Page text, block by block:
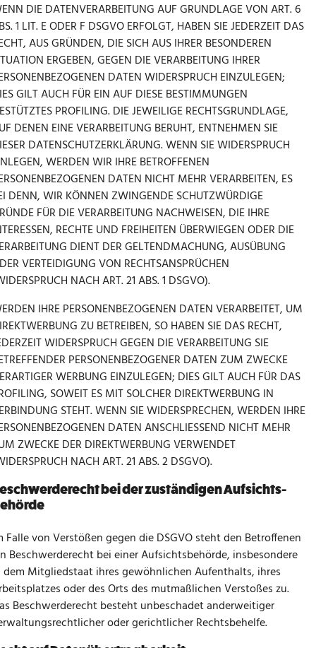
DIE DATENVERARBEITUNG AUF GRUNDLAGE VON ART. 6
1 LIT. E ODER F DSGVO ERFOLGT, HABEN SIE JEDERZEIT DAS
AUS GRÜNDEN, DIE SICH AUS IHRER BESONDEREN
ERGEBEN, GEGEN DIE VERARBEITUNG IHRER
DATEN WIDERSPRUCH EINZULEGEN;
GILT AUCH FÜR EIN AUF DIESE BESTIMMUNGEN
PROFILING. DIE JEWEILIGE RECHTSGRUNDLAGE,
DENEN EINE VERARBEITUNG BERUHT, ENTNEHMEN SIE
DATENSCHUTZERKLÄRUNG. WENN SIE WIDERSPRUCH
WERDEN WIR IHRE BETROFFENEN
DATEN NICHT MEHR VERARBEITEN, ES
DENN, WIR KÖNNEN ZWINGENDE SCHUTZWÜRDIGE
FÜR DIE VERARBEITUNG NACHWEISEN, DIE IHRE
RECHTE UND FREIHEITEN ÜBERWIEGEN ODER DIE
DIENT DER GELTENDMACHUNG, AUSÜBUNG
VERTEIDIGUNG VON RECHTSANSPRÜCHEN
NACH ART. 21 ABS. 1 DSGVO).
IHRE PERSONENBEZOGENEN DATEN VERARBEITET, UM
ZU BETREIBEN, SO HABEN SIE DAS RECHT,
WIDERSPRUCH GEGEN DIE VERARBEITUNG SIE
PERSONENBEZOGENER DATEN ZUM ZWECKE
WERBUNG EINZULEGEN; DIES GILT AUCH FÜR DAS
SOWEIT ES MIT SOLCHER DIREKTWERBUNG IN
STEHT. WENN SIE WIDERSPRECHEN, WERDEN IHRE
DATEN ANSCHLIESSEND NICHT MEHR
ZWECKE DER DIREKTWERBUNG VERWENDET
NACH ART. 21 ABS. 2 DSGVO).
bei der zuständigen Aufsichts­
Falle von Verstößen gegen die DSGVO steht den Betroffenen
Beschwerderecht bei einer Aufsichtsbehörde, insbesondere
dem Mitgliedstaat ihres gewöhnlichen Aufenthalts, ihres
oder des Orts des mutmaßlichen Verstoßes zu.
Beschwerderecht besteht unbeschadet anderweitiger
oder gerichtlicher Rechtsbehelfe.